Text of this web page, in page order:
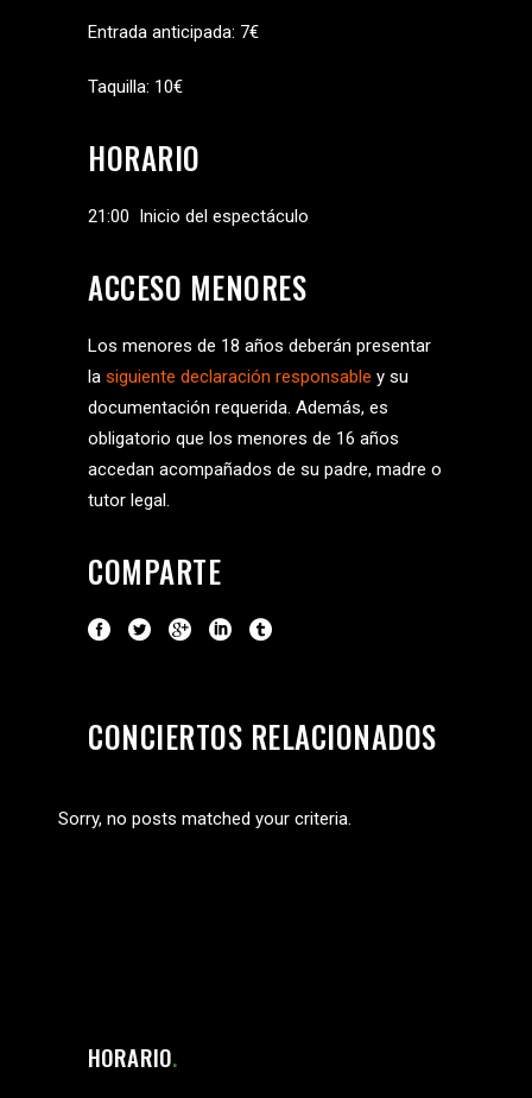
Entrada anticipada: 7€
Taquilla: 10€
HORARIO
21:00 Inicio del espectáculo
ACCESO MENORES
Los menores de 18 años deberán presentar
la siguiente declaración responsable y su
documentación requerida. Además, es
obligatorio que los menores de 16 años
accedan acompañados de su padre, madre o
tutor legal.
COMPARTE
CONCIERTOS RELACIONADOS
Sorry, no posts matched your criteria.
HORARIO